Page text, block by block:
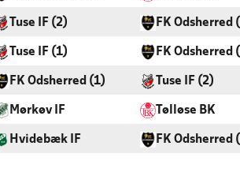
Tuse IF (2) FK Odsherred
Tuse IF (1) FK Odsherred
FK Odsherred (1) Tuse IF (2)
Mørkøv IF Tølløse BK
Hvidebæk IF FK Odsherred